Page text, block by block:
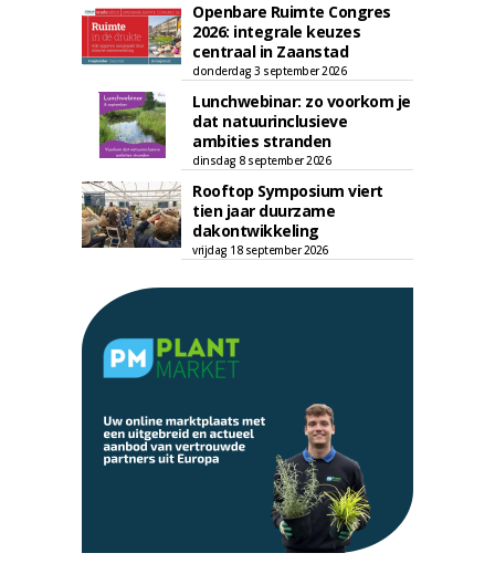
Openbare Ruimte Congres
2026: integrale keuzes
centraal in Zaanstad
donderdag 3 september 2026
Lunchwebinar: zo voorkom je
dat natuurinclusieve
ambities stranden
dinsdag 8 september 2026
Rooftop Symposium viert
tien jaar duurzame
dakontwikkeling
vrijdag 18 september 2026